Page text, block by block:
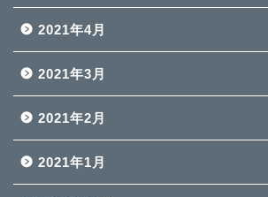
2021年4月
2021年3月
2021年2月
2021年1月